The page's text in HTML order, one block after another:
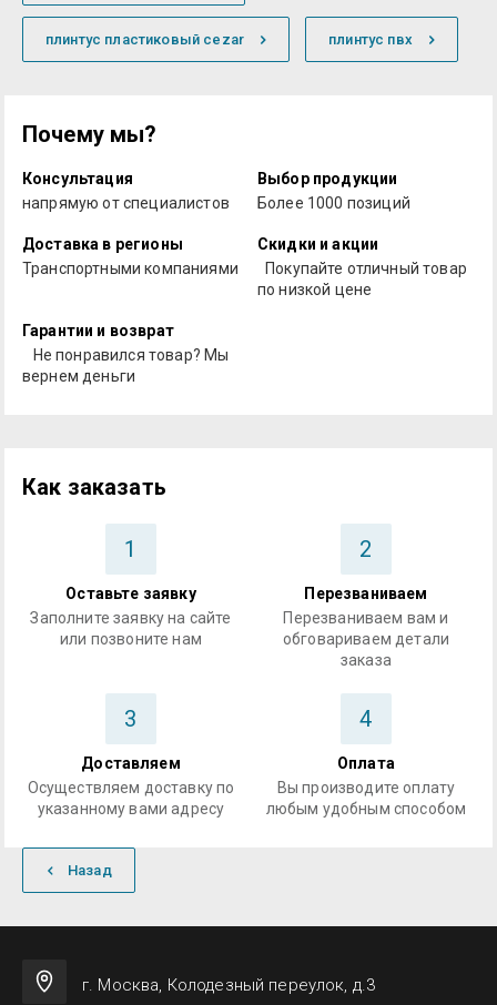
плинтус пластиковый cezar плинтус пвх
Почему мы?
Консультация
напрямую от специалистов
Выбор продукции
Более 1000 позиций
Доставка в регионы
Транспортными компаниями
Скидки и акции
Покупайте отличный товар
по низкой цене
Гарантии и возврат
Не понравился товар? Мы
вернем деньги
Как заказать
1
Оставьте заявку
Заполните заявку на сайте
или позвоните нам
2
Перезваниваем
Перезваниваем вам и
обговариваем детали
заказа
3
Доставляем
Осуществляем доставку по
указанному вами адресу
4
Оплата
Вы производите оплату
любым удобным способом
Назад
г. Москва, Колодезный переулок, д.3